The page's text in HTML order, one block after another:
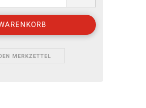
MERKZETTEL